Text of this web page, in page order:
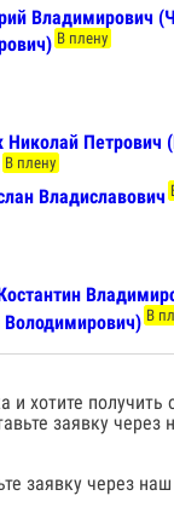
Владимирович
В плену
Петрович
В плену
Владиславович
Володимирович) В
и хотите получить
заявку через
заявку через